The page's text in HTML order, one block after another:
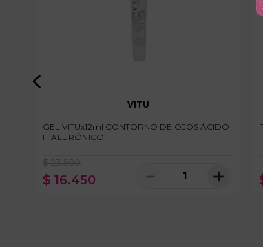
VITU
GEL VITUx12ml CONTORNO DE OJOS ÁCIDO
HIALURÓNICO
$23.500
$ 16.450 ＋
－